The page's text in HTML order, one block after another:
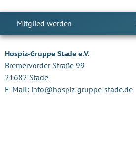
Mitglied werden
Hospiz-Gruppe Stade e.V.
Bremervörder Straße 99
21682 Stade
E-Mail: info@hospiz-gruppe-stade.de